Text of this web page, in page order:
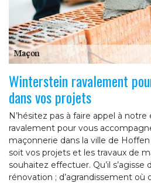
Winterstein ravalement
dans vos projets
N’hésitez pas à faire appel à
ravalement pour vous
maçonnerie dans la ville de
soit vos projets et les travaux de
souhaitez effectuer. Qu’il s’agisse
rénovation ; d’agrandissement où